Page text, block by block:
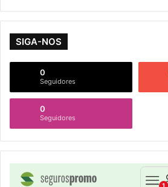
SIGA-NOS
0
Seguidores
0
Seguidores